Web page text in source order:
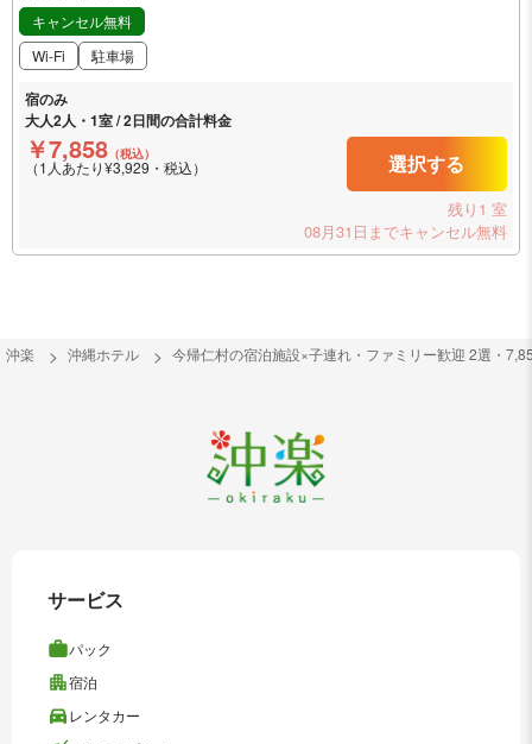
キャンセル無料
Wi-Fi
駐車場
宿のみ
大人2人・1室 / 2日間の合計料金
￥7,858 （税込）
（1人あたり¥3,929・税込） 選択する
残り1 室
08月31日までキャンセル無料
沖楽 沖縄ホテル 今帰仁村の宿泊施設×子連れ・ファミリー歓迎 2選・
サービス
パック
宿泊
レンタカー